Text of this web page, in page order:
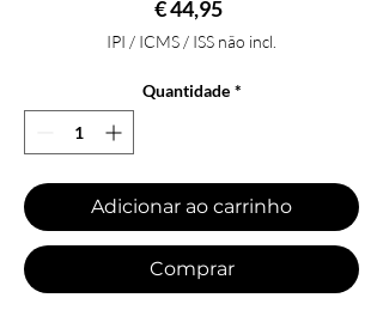
€ 44,95Preço
IPI / ICMS / ISS não incl.
Quantidade *
Adicionar ao carrinho
Comprar